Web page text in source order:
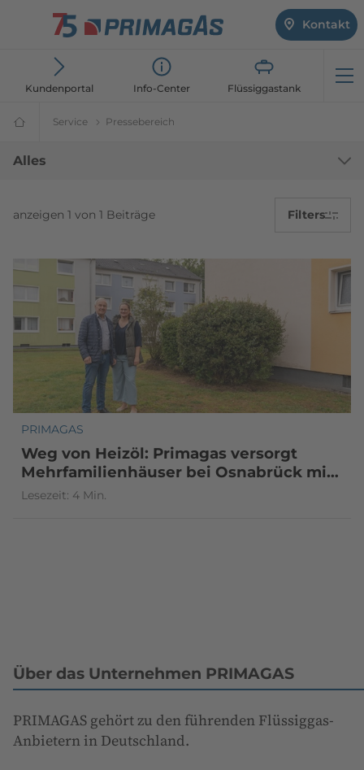
Kontakt
Kundenportal Info-Center Flüssiggastank
Flüssiggasanbieter
Service Über PRIMAGAS
Pressebereich
Pressebereich
Alles
anzeigen 1 von 1 Beiträge Filters
PRIMAGAS
Weg von Heizöl: Primagas versorgt
Mehrfamilienhäuser bei Osnabrück mit
Flüssiggas
Lesezeit: 4 Min.
Über das Unternehmen PRIMAGAS
PRIMAGAS gehört zu den führenden Flüssiggas-
Anbietern in Deutschland.